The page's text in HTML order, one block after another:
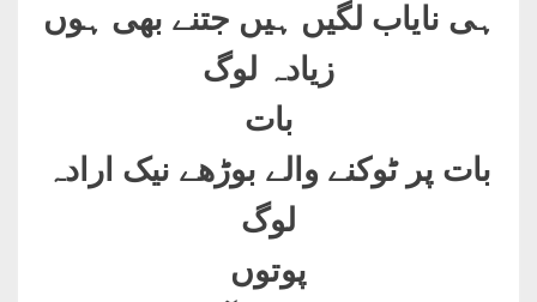
ہی نایاب لگیں ہیں جتنے بھی ہوں
زیادہ لوگ
بات
بات پر ٹوکنے والے بوڑھے نیک ارادہ
لوگ
پوتوں